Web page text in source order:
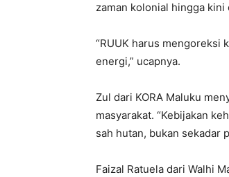
zaman kolonial hingga kini
“RUUK harus mengoreksi
energi,” ucapnya.
Zul dari KORA Maluku
masyarakat. “Kebijakan
sah hutan, bukan sekadar
Faizal Ratuela dari Walhi